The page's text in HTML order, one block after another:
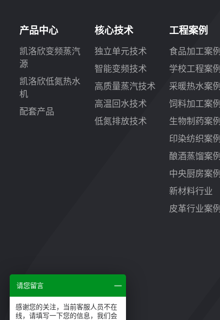
产品中心
凯洛欣变频蒸汽
源
凯洛欣低氮热水
机
配套产品
核心技术
独立单元技术
智能变频技术
高质量蒸汽技术
高温回水技术
低氮排放技术
工程案例
食品加工案例
学校工程案例
采暖热水案例
饲料加工案例
生物制药案例
印染纺织案例
酿酒蒸馏案例
中央厨房案例
新材料行业
皮革行业案例
请您留言
感谢您的关注，当前客服人员不在
线，请填写一下您的信息，我们会